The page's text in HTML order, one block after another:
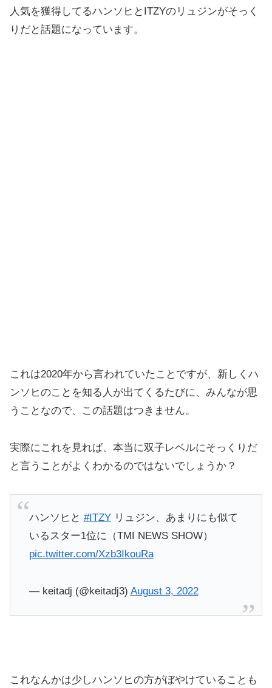
人気を獲得してるハンソヒとITZYのリュジンがそっく
りだと話題になっています。
これは2020年から言われていたことですが、新しくハ
ンソヒのことを知る人が出てくるたびに、みんなが思
うことなので、この話題はつきません。
実際にこれを見れば、本当に双子レベルにそっくりだ
と言うことがよくわかるのではないでしょうか？
ハンソヒと #ITZYリュジン、あまりにも似て
いるスター1位に（TMI NEWS SHOW）
pic.twitter.com/Xzb3IkouRa
— keitadj (@keitadj3) August 3, 2022
これなんかは少しハンソヒの方がぼやけていることも